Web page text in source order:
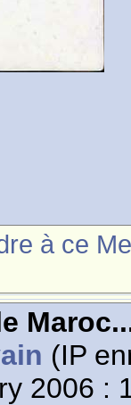
à ce
(IP
2006 :